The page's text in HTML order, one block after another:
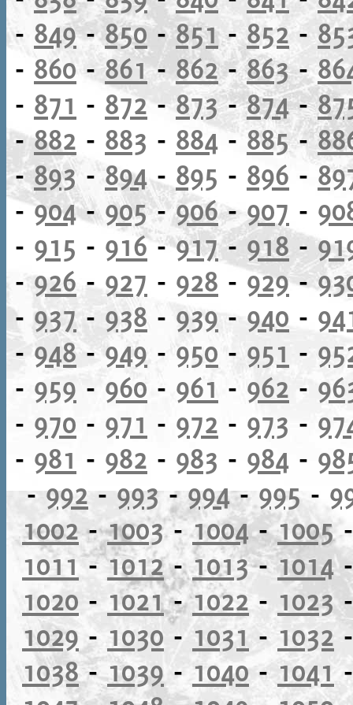
- 849-850-851- 852-
- 860 -861- 862-863-
- 871 - 872-873-874-
-882 - 883 - 884- 885-
-893-894- 895 - 896 -
-904-905-906-907 -
- 915 - 916-917-918 -
-926 - 927 - 928 - 929-
- 937-938 - 939- 940 -
-948-949 - 950 - 951 -
- 959 - 960 - 961 - 962 -
- 970 - 971 - 972 - 973 -
- 981 - 982 - 983 - 984 -
-992-993-994- 995 -
1002-1003-1004-1005
1011-1012-1013-1014
1020 - 1021-1022 - 1023
1029 -1030- 1031 -1032
1038-1039 - 1040- 1041